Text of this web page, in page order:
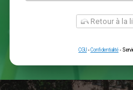
Je